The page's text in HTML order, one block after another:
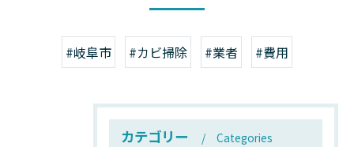
#岐阜市 #カビ掃除 #業者 #費用
カテゴリー Categories